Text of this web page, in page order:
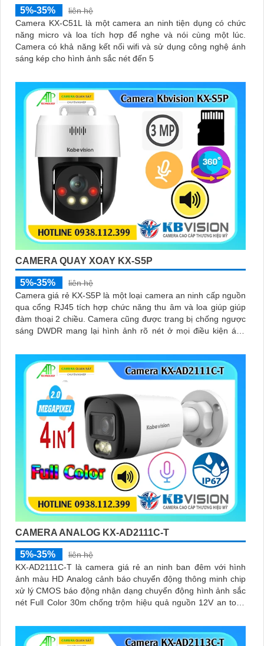
5%-35%
liên hệ
Camera KX-C51L là một camera an ninh tiện dụng có chức
năng micro và loa tích hợp để nghe và nói cùng một lúc.
Camera có khả năng kết nối wifi và sử dụng công nghệ ánh
sáng kép cho hình ảnh sắc nét đến 5
CAMERA QUAY XOAY KX-S5P
5%-35%
liên hệ
Camera giá rẻ KX-S5P là một loại camera an ninh cấp nguồn
qua cổng RJ45 tích hợp chức năng thu âm và loa giúp giúp
đàm thoại 2 chiều. Camera cũng được trang bị chống ngược
sáng DWDR mang lại hình ảnh rõ nét ở mọi điều kiện ánh
CAMERA ANALOG KX-AD2111C-T
5%-35%
liên hệ
KX-AD2111C-T là camera giá rẻ an ninh ban đêm với hình
ảnh màu HD Analog cảnh báo chuyển động thông minh chip
xử lý CMOS báo động nhận dạng chuyển động hình ảnh sắc
nét Full Color 30m chống trộm hiệu quả nguồn 12V an toàn
6mm và đầu ghi chức năng xem ban đêm màu